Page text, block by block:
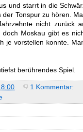
und starrt in die
Tonspur zu hören.
nicht zurück
doch Moskau gibt es
je vorstellen konnte.
berührendes Spiel.
1 Kommentar: